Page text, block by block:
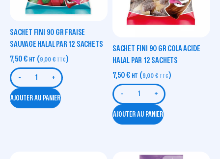
SACHET FINI 90 GR FRAISE
SAUVAGE HALAL PAR 12 SACHETS
7,50€ HT (9,00 € TTC)
- +
AJOUTER AU PANIER
SACHET FINI 90 GR COLA ACIDE
HALAL PAR 12 SACHETS
7,50€ HT (9,00 € TTC)
- +
AJOUTER AU PANIER